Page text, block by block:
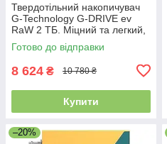
Твердотільний накопичувач
G-Technology G-DRIVE ev
RaW 2 ТБ. Міцний та легкий,
з захисним гумовим
бампером, USB 3.0. Уцінка
Готово до відправки
8 624 ₴ 10 780 ₴
Купити
–20%